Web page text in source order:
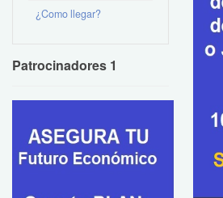
¿Como llegar?
Patrocinadores 1